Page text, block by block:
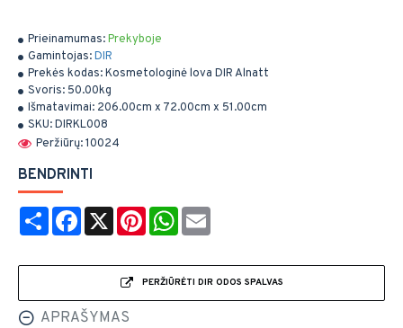
Prieinamumas:Prekyboje
Gamintojas:DIR
Prekės kodas:Kosmetologinė lova DIR Alnatt
Svoris: 50.00kg
Išmatavimai: 206.00cm x 72.00cm x 51.00cm
SKU:DIRKL008
Peržiūrų: 10024
BENDRINTI
Share Facebook
X PinterestWhatsApp
PERŽIŪRĖTI DIR ODOS SPALVAS
APRAŠYMAS